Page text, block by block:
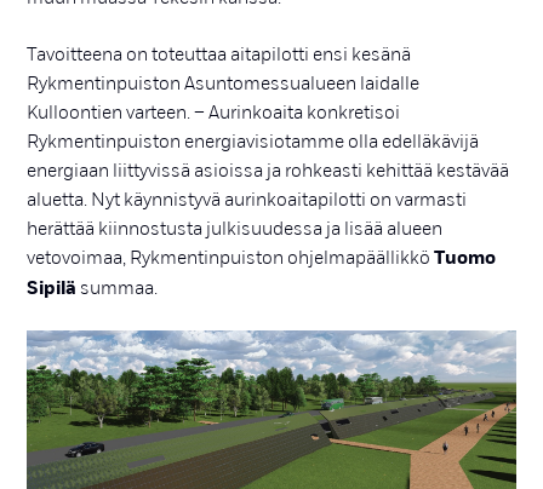
Tavoitteena on toteuttaa aitapilotti ensi kesänä
Rykmentinpuiston Asuntomessualueen laidalle
Kulloontien varteen. – Aurinkoaita konkretisoi
Rykmentinpuiston energiavisiotamme olla edelläkävijä
energiaan liittyvissä asioissa ja rohkeasti kehittää kestävää
aluetta. Nyt käynnistyvä aurinkoaitapilotti on varmasti
herättää kiinnostusta julkisuudessa ja lisää alueen
vetovoimaa, Rykmentinpuiston ohjelmapäällikköTuomo
Sipilä summaa.